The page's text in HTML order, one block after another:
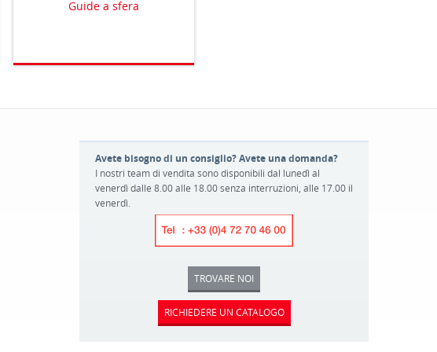
Guide a sfera
Avete bisogno di un consiglio? Avete una domanda?
I nostri team di vendita sono disponibili dal lunedì al
venerdì dalle 8.00 alle 18.00 senza interruzioni, alle 17.00 il
venerdì.
TROVARE NOI
RICHIEDERE UN CATALOGO